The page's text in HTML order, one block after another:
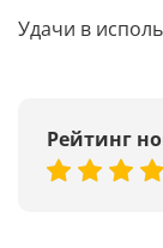
Удачи в
Рейтинг